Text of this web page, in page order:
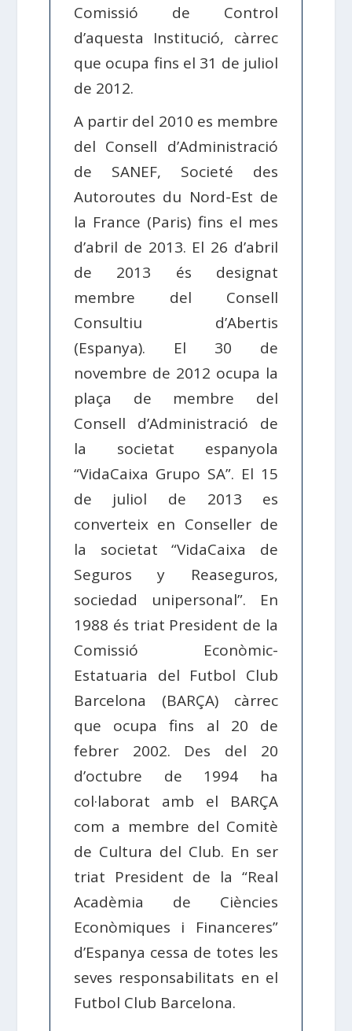
Comissió de Control
d’aquesta Institució, càrrec
que ocupa fins el 31 de juliol
de 2012.
A partir del 2010 es membre
del Consell d’Administració
de SANEF, Societé des
Autoroutes du Nord-Est de
la France (Paris) fins el mes
d’abril de 2013. El 26 d’abril
de 2013 és designat
membre del Consell
Consultiu d’Abertis
(Espanya). El 30 de
novembre de 2012 ocupa la
plaça de membre del
Consell d’Administració de
la societat espanyola
“VidaCaixa Grupo SA”. El 15
de juliol de 2013 es
converteix en Conseller de
la societat “VidaCaixa de
Seguros y Reaseguros,
sociedad unipersonal”. En
1988 és triat President de la
Comissió Econòmic-
Estatuaria del Futbol Club
Barcelona (BARÇA) càrrec
que ocupa fins al 20 de
febrer 2002. Des del 20
d’octubre de 1994 ha
col·laborat amb el BARÇA
com a membre del Comitè
de Cultura del Club. En ser
triat President de la “Real
Acadèmia de Ciències
Econòmiques i Financeres”
d’Espanya cessa de totes les
seves responsabilitats en el
Futbol Club Barcelona.